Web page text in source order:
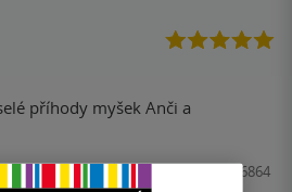
příhody myšek Anči a
Kniha, PRÁH, 2017, 9788072526864